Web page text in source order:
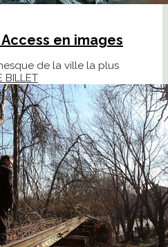
en images
de la ville la plus
BILLET